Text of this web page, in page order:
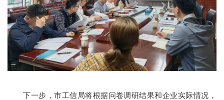
下一步，市工信局将根据问卷调研结果和企业实际情况，